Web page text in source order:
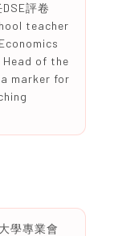
評卷
teacher
Head of the
marker for
學專業會